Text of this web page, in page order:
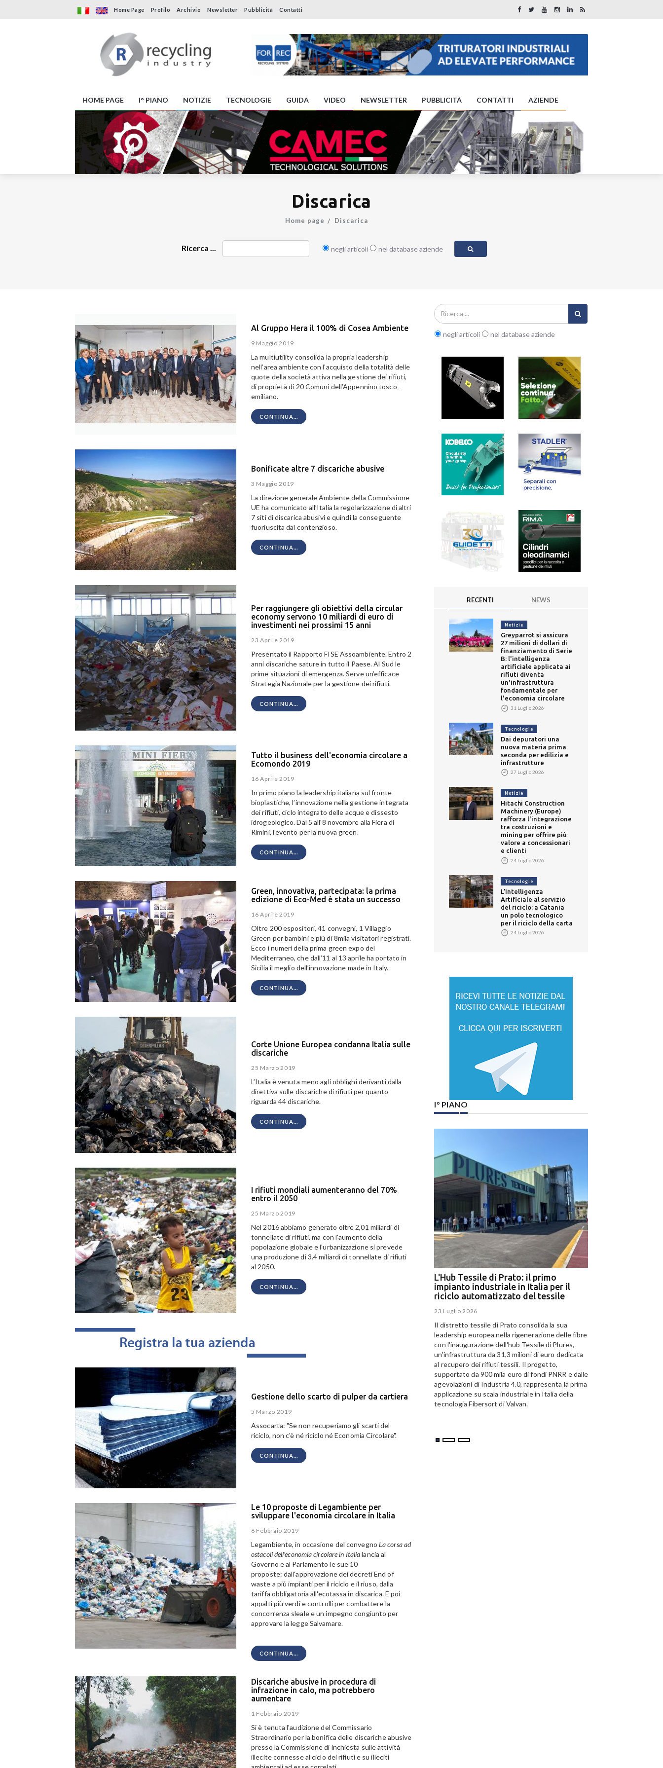
Home Page Profilo Archivio Newsletter Pubblicità Contatti
HOME PAGE I° PIANO NOTIZIE TECNOLOGIE GUIDA VIDEO NEWSLETTER PUBBLICITÀ CONTATTI AZIENDE
Discarica
Home page Discarica
Ricerca ... negli articoli nel database aziende
Al Gruppo Hera il 100% di Cosea Ambiente
9 Maggio 2019
La multiutility consolida la propria leadership
nell’area ambiente con l’acquisto della totalità delle
quote della società attiva nella gestione dei rifiuti,
di proprietà di 20 Comuni dell’Appennino tosco-
emiliano.
CONTINUA...
Bonificate altre 7 discariche abusive
3 Maggio 2019
La direzione generale Ambiente della Commissione
UE ha comunicato all’Italia la regolarizzazione di altri
7 siti di discarica abusivi e quindi la conseguente
fuoriuscita dal contenzioso.
CONTINUA...
Per raggiungere gli obiettivi della circular
economy servono 10 miliardi di euro di
investimenti nei prossimi 15 anni
23 Aprile 2019
Presentato il Rapporto FISE Assoambiente. Entro 2
anni discariche sature in tutto il Paese. Al Sud le
prime situazioni di emergenza. Serve un’efficace
Strategia Nazionale per la gestione dei rifiuti.
CONTINUA...
Tutto il business dell'economia circolare a
Ecomondo 2019
16 Aprile 2019
In primo piano la leadership italiana sul fronte
bioplastiche, l’innovazione nella gestione integrata
dei rifiuti, ciclo integrato delle acque e dissesto
idrogeologico. Dal 5 all'8 novembre alla Fiera di
Rimini, l'evento per la nuova green.
CONTINUA...
Green, innovativa, partecipata: la prima
edizione di Eco-Med è stata un successo
16 Aprile 2019
Oltre 200 espositori, 41 convegni, 1 Villaggio
Green per bambini e più di 8mila visitatori registrati.
Ecco i numeri della prima green expo del
Mediterraneo, che dall’11 al 13 aprile ha portato in
Sicilia il meglio dell’innovazione made in Italy.
CONTINUA...
Corte Unione Europea condanna Italia sulle
discariche
25 Marzo 2019
L’Italia è venuta meno agli obblighi derivanti dalla
direttiva sulle discariche di rifiuti per quanto
riguarda 44 discariche.
CONTINUA...
I rifiuti mondiali aumenteranno del 70%
entro il 2050
25 Marzo 2019
Nel 2016 abbiamo generato oltre 2,01 miliardi di
tonnellate di rifiuti, ma con l'aumento della
popolazione globale e l'urbanizzazione si prevede
una produzione di 3.4 miliardi di tonnellate di rifiuti
al 2050.
CONTINUA...
Gestione dello scarto di pulper da cartiera
5 Marzo 2019
Assocarta: "Se non recuperiamo gli scarti del
riciclo, non c'è né riciclo né Economia Circolare".
CONTINUA...
Le 10 proposte di Legambiente per
sviluppare l'economia circolare in Italia
6 Febbraio 2019
Legambiente, in occasione del convegno La corsa ad
ostacoli dell’economia circolare in Italialancia al
Governo e al Parlamento le sue 10
proposte: dall'approvazione dei decreti End of
waste a più impianti per il riciclo e il riuso, dalla
tariffa obbligatoria all'ecotassa in discarica. E poi
appalti più verdi e controlli per combattere la
concorrenza sleale e un impegno congiunto per
approvare la legge Salvamare.
CONTINUA...
Discariche abusive in procedura di
infrazione in calo, ma potrebbero
aumentare
1 Febbraio 2019
Si è tenuta l'audizione del Commissario
Straordinario per la bonifica delle discariche abusive
presso la Commissione di inchiesta sulle attività
illecite connesse al ciclo dei rifiuti e su illeciti
negli articoli nel database aziende
RECENTI NEWS
Notizie
Greyparrot si assicura
27 milioni di dollari di
finanziamento di Serie
B: l'intelligenza
artificiale applicata ai
rifiuti diventa
un'infrastruttura
fondamentale per
l'economia circolare
31 Luglio 2026
Tecnologie
Dai depuratori una
nuova materia prima
seconda per edilizia e
infrastrutture
27 Luglio 2026
Notizie
Hitachi Construction
Machinery (Europe)
rafforza l'integrazione
tra costruzioni e
mining per offrire più
valore a concessionari
e clienti
24 Luglio 2026
Tecnologie
L’Intelligenza
Artificiale al servizio
del riciclo: a Catania
un polo tecnologico
per il riciclo della carta
24 Luglio 2026
I° PIANO
L'Hub Tessile di Prato: il primo
impianto industriale in Italia per il
riciclo automatizzato del tessile
23 Luglio 2026
Il distretto tessile di Prato consolida la sua
leadership europea nella rigenerazione delle fibre
con l'inaugurazione dell'hub Tessile di Plures,
un'infrastruttura da 31,3 milioni di euro dedicata
al recupero dei rifiuti tessili. Il progetto,
supportato da 900 mila euro di fondi PNRR e dalle
agevolazioni di Industria 4.0, rappresenta la prima
applicazione su scala industriale in Italia della
tecnologia Fibersort di Valvan.